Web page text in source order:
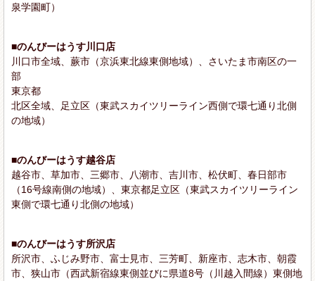
泉学園町）
■のんびーはうす川口店
川口市全域、蕨市（京浜東北線東側地域）、さいたま市南区の一
部
東京都
北区全域、足立区（東武スカイツリーライン西側で環七通り北側
の地域）
■のんびーはうす越谷店
越谷市、草加市、三郷市、八潮市、吉川市、松伏町、春日部市
（16号線南側の地域）、東京都足立区（東武スカイツリーライン
東側で環七通り北側の地域）
■のんびーはうす所沢店
所沢市、ふじみ野市、富士見市、三芳町、新座市、志木市、朝霞
市、狭山市（西武新宿線東側並びに県道8号（川越入間線）東側地